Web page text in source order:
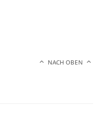
NACH OBEN